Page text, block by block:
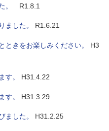
。 R1.8.1
ました。 R1.6.21
ときをお楽しみください。
H3
す。 H31.4.22
す。 H31.3.29
ました。 H31.2.25